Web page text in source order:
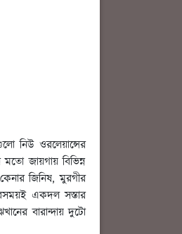
নিউ ওরলেয়ান্সের
জায়গায় বিভিন্ন
জিনিষ, মুরগীর
একদল সস্তার
বারান্দায় দুটো